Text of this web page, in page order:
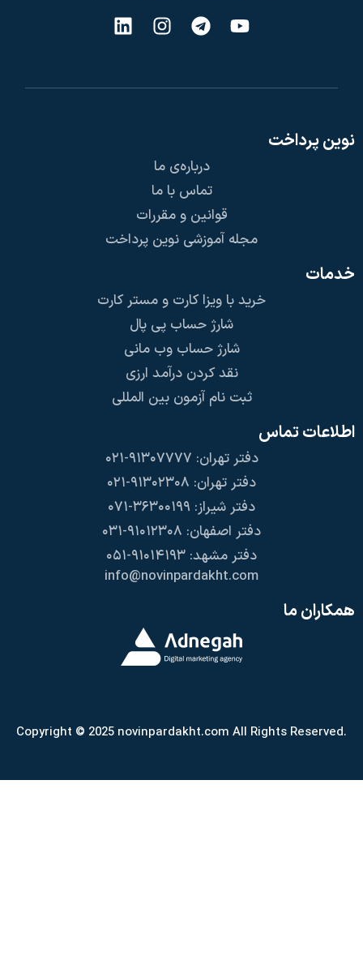
نوین پرداخت
درباره‌ی ما
تماس با ما
قوانین و مقررات
مجله آموزشی نوین پرداخت
خدمات
خرید با ویزا کارت و مستر کارت
شارژ حساب پی پال
شارژ حساب وب مانی
نقد کردن درآمد ارزی
ثبت نام آزمون بین المللی
اطلاعات تماس
دفتر تهران: ۹۱۳۰۷۷۷۷-۰۲۱
دفتر تهران: ۹۱۳۰۲۳۰۸-۰۲۱
دفتر شیراز: ۳۶۳۰۰۱۹۹-۰۷۱
دفتر اصفهان: ۹۱۰۱۲۳۰۸-۰۳۱
دفتر مشهد: ۹۱۰۱۴۱۹۳-۰۵۱
info@novinpardakht.com
همکاران ما
Copyright © 2025 novinpardakht.com All Rights Reserved.